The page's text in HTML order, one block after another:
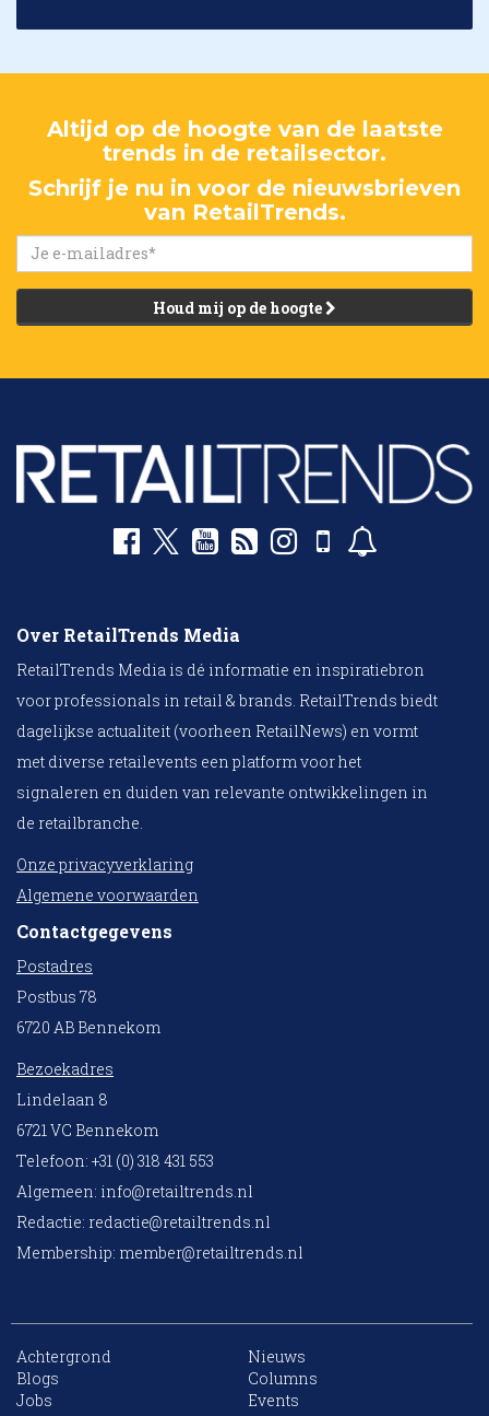
Altijd op de hoogte van de laatste
trends in de retailsector.
Schrijf je nu in voor de nieuwsbrieven
van RetailTrends.
Houd mij op de hoogte
Over RetailTrends Media
RetailTrends Media is dé informatie en inspiratiebron
voor professionals in retail & brands. RetailTrends biedt
dagelijkse actualiteit (voorheen RetailNews) en vormt
met diverse retailevents een platform voor het
signaleren en duiden van relevante ontwikkelingen in
de retailbranche.
Onze privacyverklaring
Algemene voorwaarden
Contactgegevens
Postadres
Postbus 78
6720 AB Bennekom
Bezoekadres
Lindelaan 8
6721 VC Bennekom
Telefoon: +31 (0) 318 431 553
Algemeen: info@retailtrends.nl
Redactie: redactie@retailtrends.nl
Membership: member@retailtrends.nl
Achtergrond
Nieuws
Blogs
Columns
Jobs
Events